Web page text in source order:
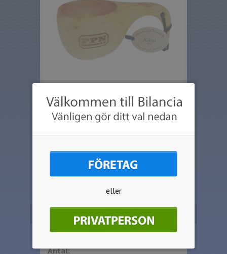
Hantverk från Skandinavisk hemslöjd,
Snygg med lasergravyr.
Längd ca 165mm, höjd ca 65mm.
Beställ produkten
Välj artikel:
Antal:
eller